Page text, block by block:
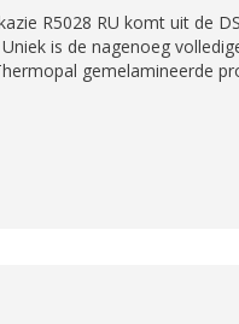
R5028 RU komt uit de
is de nagenoeg
gemelamineerde